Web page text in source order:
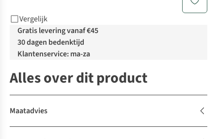
Vergelijk
Gratis levering vanaf €45
30 dagen bedenktijd
Klantenservice: ma-za
Alles over dit product
Maatadvies